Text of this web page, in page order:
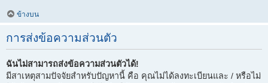
ข้างบน
การส่งข้อความส่วนตัว
ฉันไม่สามารถส่งข้อความส่วนตัวได้!
มีสาเหตุสามปัจจัยสำหรับปัญหานี้ คือ คุณไม่ได้ลงทะเบียนและ / หรือไม่